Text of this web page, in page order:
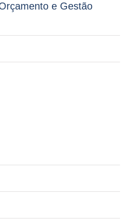
e Gestão